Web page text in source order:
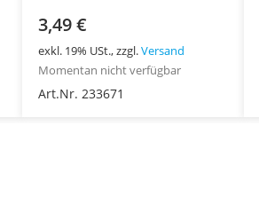
3,49 €
exkl. 19% USt., zzgl.Versand
Momentan nicht verfügbar
Art.Nr. 233671